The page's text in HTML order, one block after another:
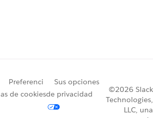
Preferenci
as de cookies
Sus opciones
de privacidad
©2026 Slack
Technologies,
LLC, una